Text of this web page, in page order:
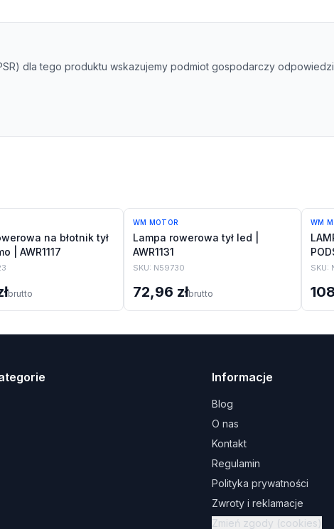
dla tego produktu wskazujemy podmiot gospodarczy
na błotnik tył
| AWR1117
brutto
WM MOTOR
Lampa rowerowa tył led |
AWR1131
SKU: N59730
72,96 złbrutto
WM
SKU:
Informacje
Blog
O nas
Kontakt
Regulamin
Polityka prywatności
Zwroty i reklamacje
Zmień zgody (cookies)